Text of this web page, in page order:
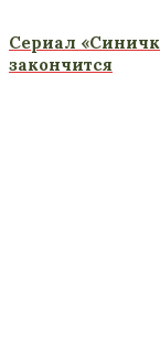
Сериал
закончится